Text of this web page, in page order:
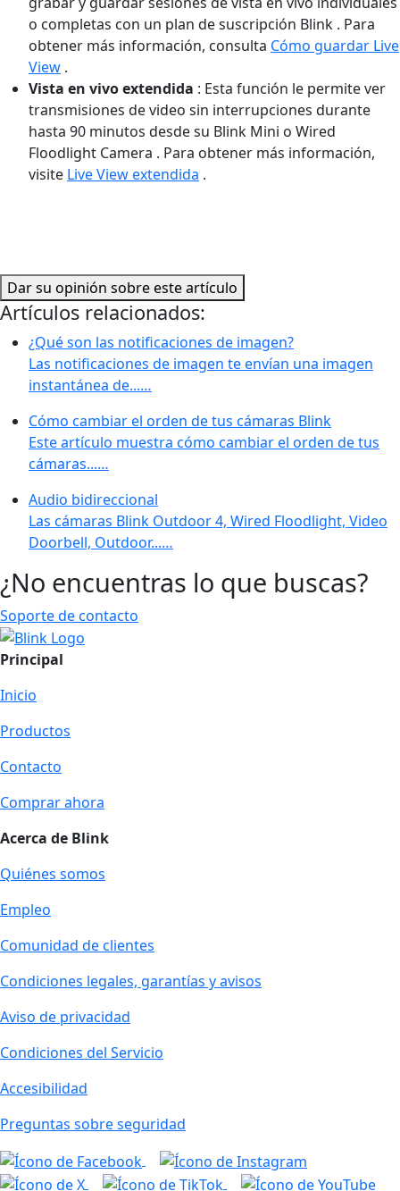
o completas con un plan de suscripción Blink . Para
obtener más información, consulta Cómo guardar Live
View .
Vista en vivo extendida : Esta función le permite ver
transmisiones de video sin interrupciones durante
hasta 90 minutos desde su Blink Mini o Wired
Floodlight Camera . Para obtener más información,
visite Live View extendida .
Dar su opinión sobre este artículo
Artículos relacionados:
¿Qué son las notificaciones de imagen?
Las notificaciones de imagen te envían una imagen
instantánea de...…
Cómo cambiar el orden de tus cámaras Blink
Este artículo muestra cómo cambiar el orden de tus
cámaras...…
Audio bidireccional
Las cámaras Blink Outdoor 4, Wired Floodlight, Video
Doorbell, Outdoor...…
¿No encuentras lo que buscas?
Soporte de contacto
Principal
Inicio
Productos
Contacto
Comprar ahora
Acerca de Blink
Quiénes somos
Empleo
Comunidad de clientes
Condiciones legales, garantías y avisos
Aviso de privacidad
Condiciones del Servicio
Accesibilidad
Preguntas sobre seguridad